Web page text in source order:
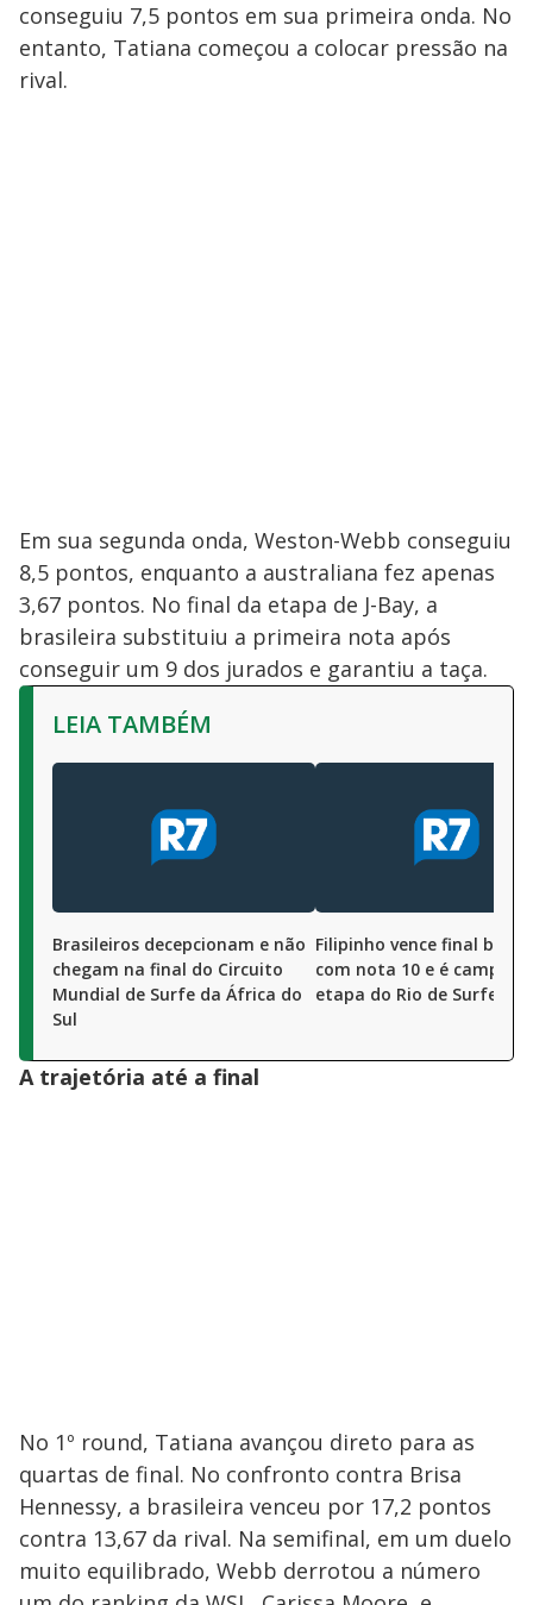
conseguiu 7,5 pontos em sua primeira onda. No
entanto, Tatiana começou a colocar pressão na
rival.
Em sua segunda onda, Weston-Webb conseguiu
8,5 pontos, enquanto a australiana fez apenas
3,67 pontos. No final da etapa de J-Bay, a
brasileira substituiu a primeira nota após
conseguir um 9 dos jurados e garantiu a taça.
LEIA TAMBÉM
Brasileiros decepcionam e não
chegam na final do Circuito
Mundial de Surfe da África do
Sul
Filipinho vence final
com nota 10 e é
etapa do Rio de Surfe
A trajetória até a final
​No 1º round, Tatiana avançou direto para as
quartas de final. No confronto contra Brisa
Hennessy, a brasileira venceu por 17,2 pontos
contra 13,67 da rival. Na semifinal, em um duelo
muito equilibrado, Webb derrotou a número